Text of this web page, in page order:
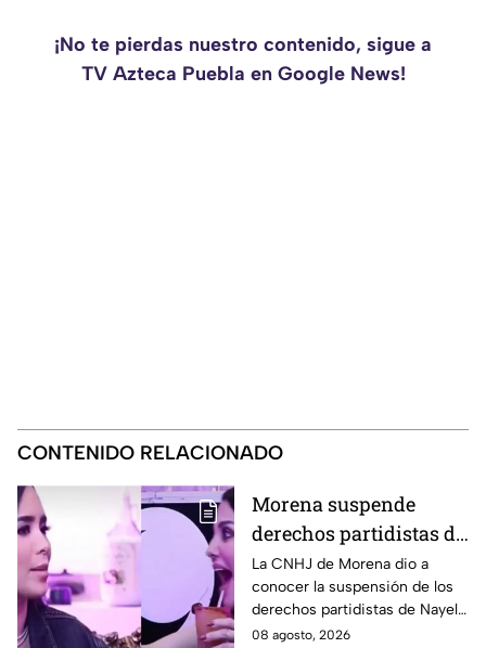
¡No te pierdas nuestro contenido, sigue a
TV Azteca Puebla en Google News!
CONTENIDO RELACIONADO
Morena suspende
derechos partidistas de
Nayeli Salvatori y
Graciela Palomares
tras dichos contra
La CNHJ de Morena dio a
conocer la suspensión de los
derechos partidistas de Nayeli
Salvatori y Graciela Palomares
08 agosto, 2026